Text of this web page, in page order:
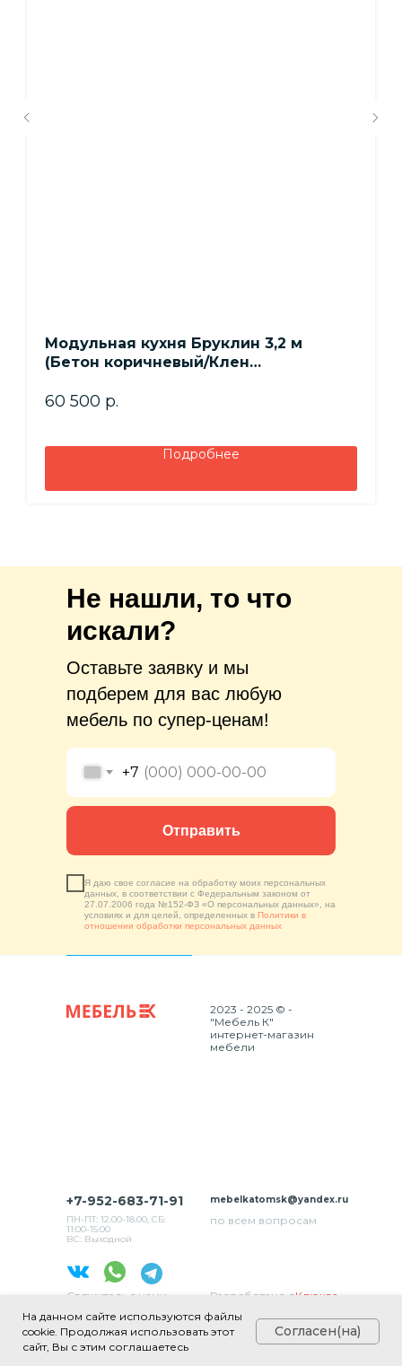
Модульная кухня Бруклин 3,2 м
(Бетон коричневый/Клен
60 500 р.
Подробнее
Не нашли, то что
искали?
Оставьте заявку и мы
подберем для вас любую
мебель по супер-ценам!
+7
Я даю свое согласие на обработку моих персональных
данных, в соответствии с Федеральным законом от
27.07.2006 года №152-ФЗ «О персональных данных», на
условиях и для целей, определенных в Политики в
отношении обработки персональных данных
Отправить
+7-952-683-71-91
ПН-ПТ: 12.00-18.00, СБ:
11:00-15:00
ВС: Выходной
Разработано вКлюква
mebelkatomsk@yandex.ru
по всем вопросам
2023 - 2025 © -
"Мебель К"
интернет-магазин
мебели
Свяжитесь с нами
На данном сайте используются файлы
cookie. Продолжая использовать этот
сайт, Вы с этим соглашаетесь
Согласен(на)